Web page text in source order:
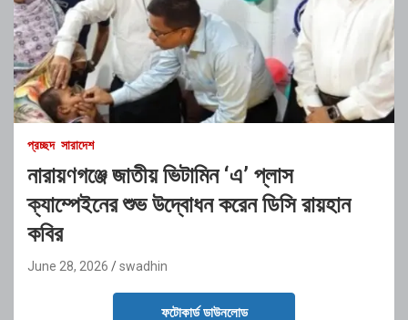
প্রচ্ছদ সারাদেশ
নারায়ণগঞ্জে জাতীয় ভিটামিন ‘এ’ প্লাস
ক্যাম্পেইনের শুভ উদ্বোধন করেন ডিসি রায়হান
কবির
June 28, 2026 swadhin
ফটোকার্ড ডাউনলোড